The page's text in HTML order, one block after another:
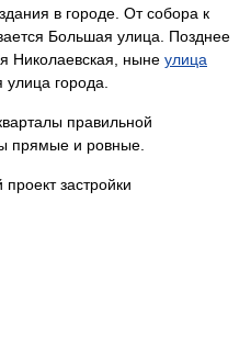
в городе. От собора к
Большая улица. Позднее
Николаевская, ныне улица
города.
правильной
прямые и ровные.
застройки